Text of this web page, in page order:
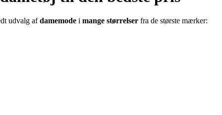
udvalg afdamemode i mange størrelser fra de største mærker: